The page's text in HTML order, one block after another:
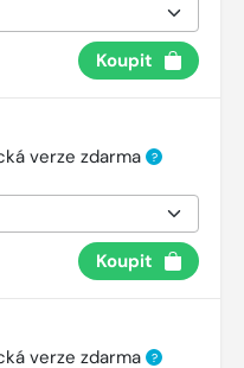
Koupit
verze zdarma ?
Koupit
verze zdarma ?